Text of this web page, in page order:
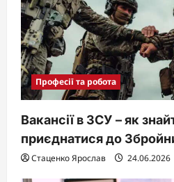
Професії та робота
Вакансії в ЗСУ – як
приєднатися до
Стаценко Ярослав 24.06.2026